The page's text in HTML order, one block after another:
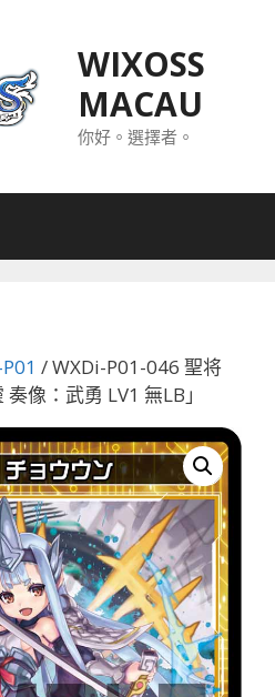
WIXOSS
MACAU
你好。選擇者。
/ WXDi-P01-046 聖将
像：武勇 LV1 無LB」